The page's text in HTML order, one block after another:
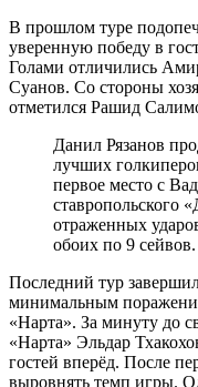
В прошлом туре
уверенную победу в
Голами отличились
Суанов. Со стороны
отметился Рашид
Данил Рязанов
лучших
первое место с
ставропольского
отраженных
обоих по 9 сейвов.
Последний тур
минимальным
«Нарта». За минуту до
«Нарта» Эльдар
гостей вперёд. После
выровнять темп игры.